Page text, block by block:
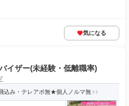
気になる
イザー(未経験・低離職率)
み・テレアポ無★個人ノルマ無